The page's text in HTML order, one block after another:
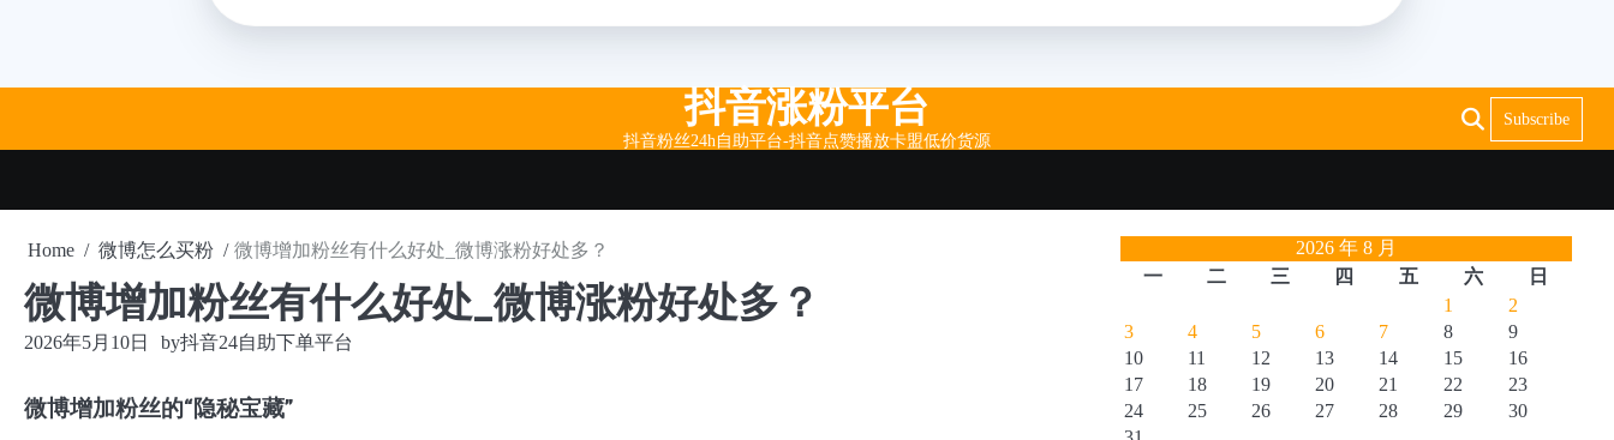
抖音涨粉平台
抖音粉丝24h自助平台-抖音点赞播放卡盟低价货源
Subscribe
Home 微博怎么买粉 微博增加粉丝有什么好处_微博涨粉好处多？
微博增加粉丝有什么好处_微博涨粉好处多？
2026年5月10日 by抖音24自助下单平台
微博增加粉丝的“隐秘宝藏”
2026 年 8 月
一
二 三 四 五 六
日
1
2
3
4 5 6 7 8
9
10
11 12 13 14 15
16
17
18 19 20 21 22
23
24
25 26 27 28 29
30